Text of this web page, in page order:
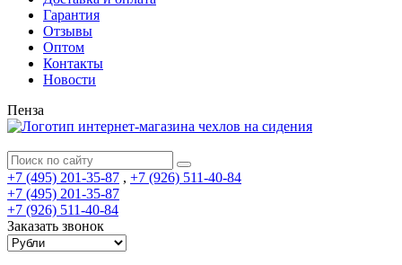
Гарантия
Отзывы
Оптом
Контакты
Новости
Пенза
+7 (495) 201-35-87 , +7 (926) 511-40-84
+7 (495) 201-35-87
+7 (926) 511-40-84
Заказать звонок